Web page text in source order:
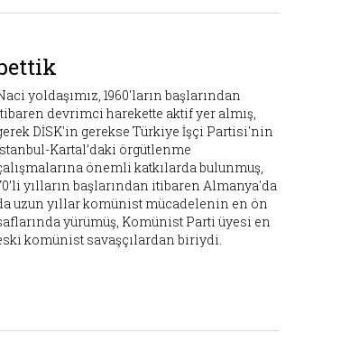
yoldaşımız, 1960'ların başlarından
devrimci harekette aktif yer almış,
DİSK'in gerekse Türkiye İşçi Partisi'nin
Kartal’daki örgütlenme
önemli katkılarda bulunmuş,
yılların başlarından itibaren Almanya'da
uzun yıllar komünist mücadelenin en ön
yürümüş, Komünist Parti üyesi en
komünist savaşçılardan biriydi.